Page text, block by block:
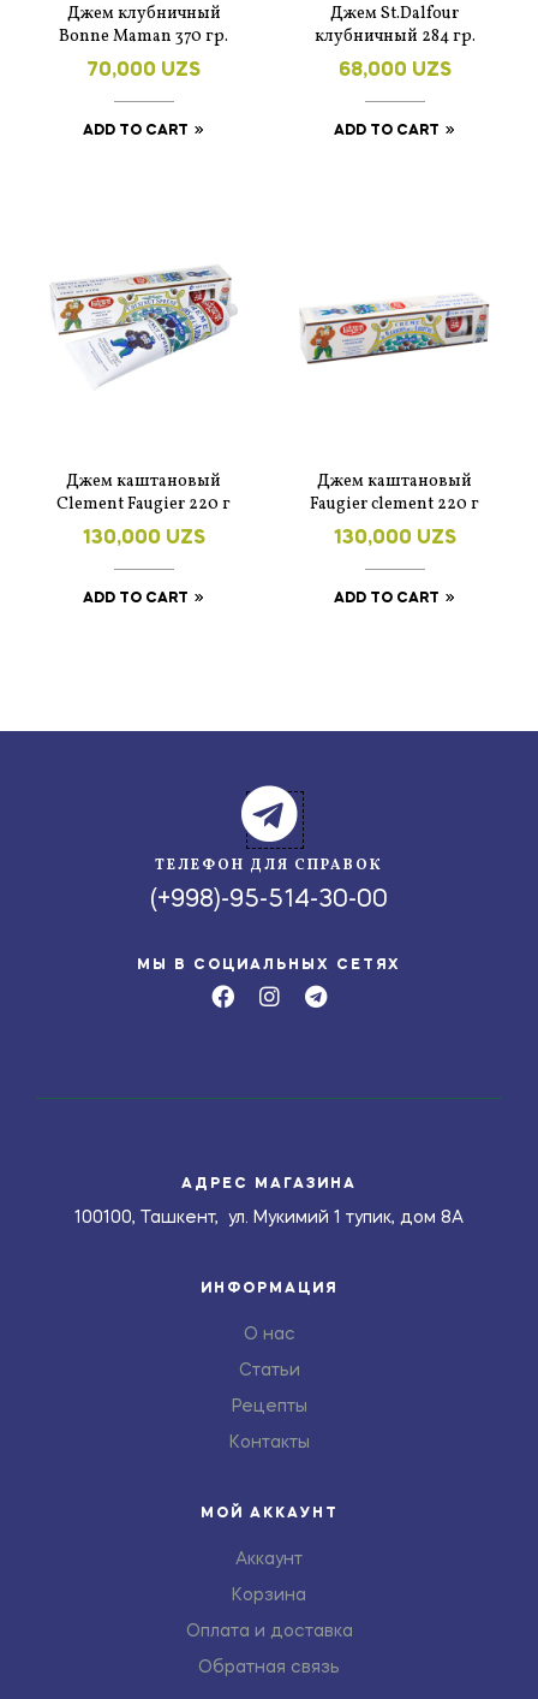
Джем клубничный
Bonne Maman 370 гр.
70,000 UZS
ADD TO CART
Джем St.Dalfour
клубничный 284 гр.
68,000 UZS
ADD TO CART
Джем каштановый
Clement Faugier 220 г
130,000 UZS
ADD TO CART
Джем каштановый
Faugier clement 220 г
130,000 UZS
ADD TO CART
ТЕЛЕФОН ДЛЯ СПРАВОК
(+998)-95-514-30-00
МЫ В СОЦИАЛЬНЫХ СЕТЯХ
АДРЕС МАГАЗИНА
100100, Ташкент, ул. Мукимий 1 тупик, дом 8А
ИНФОРМАЦИЯ
О нас
Статьи
Рецепты
Контакты
МОЙ АККАУНТ
Аккаунт
Корзина
Оплата и доставка
Обратная связь